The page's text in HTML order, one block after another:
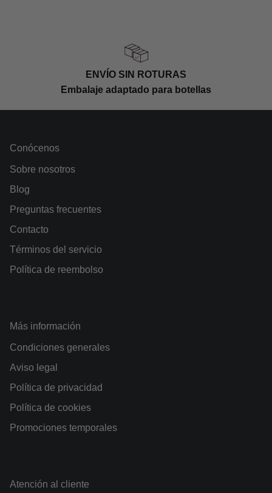
ENVÍO SIN ROTURAS
Embalaje adaptado para botellas
Conócenos
Sobre nosotros
Blog
Preguntas frecuentes
Contacto
Términos del servicio
Política de reembolso
Más información
Condiciones generales
Aviso legal
Política de privacidad
Política de cookies
Promociones temporales
Atención al cliente